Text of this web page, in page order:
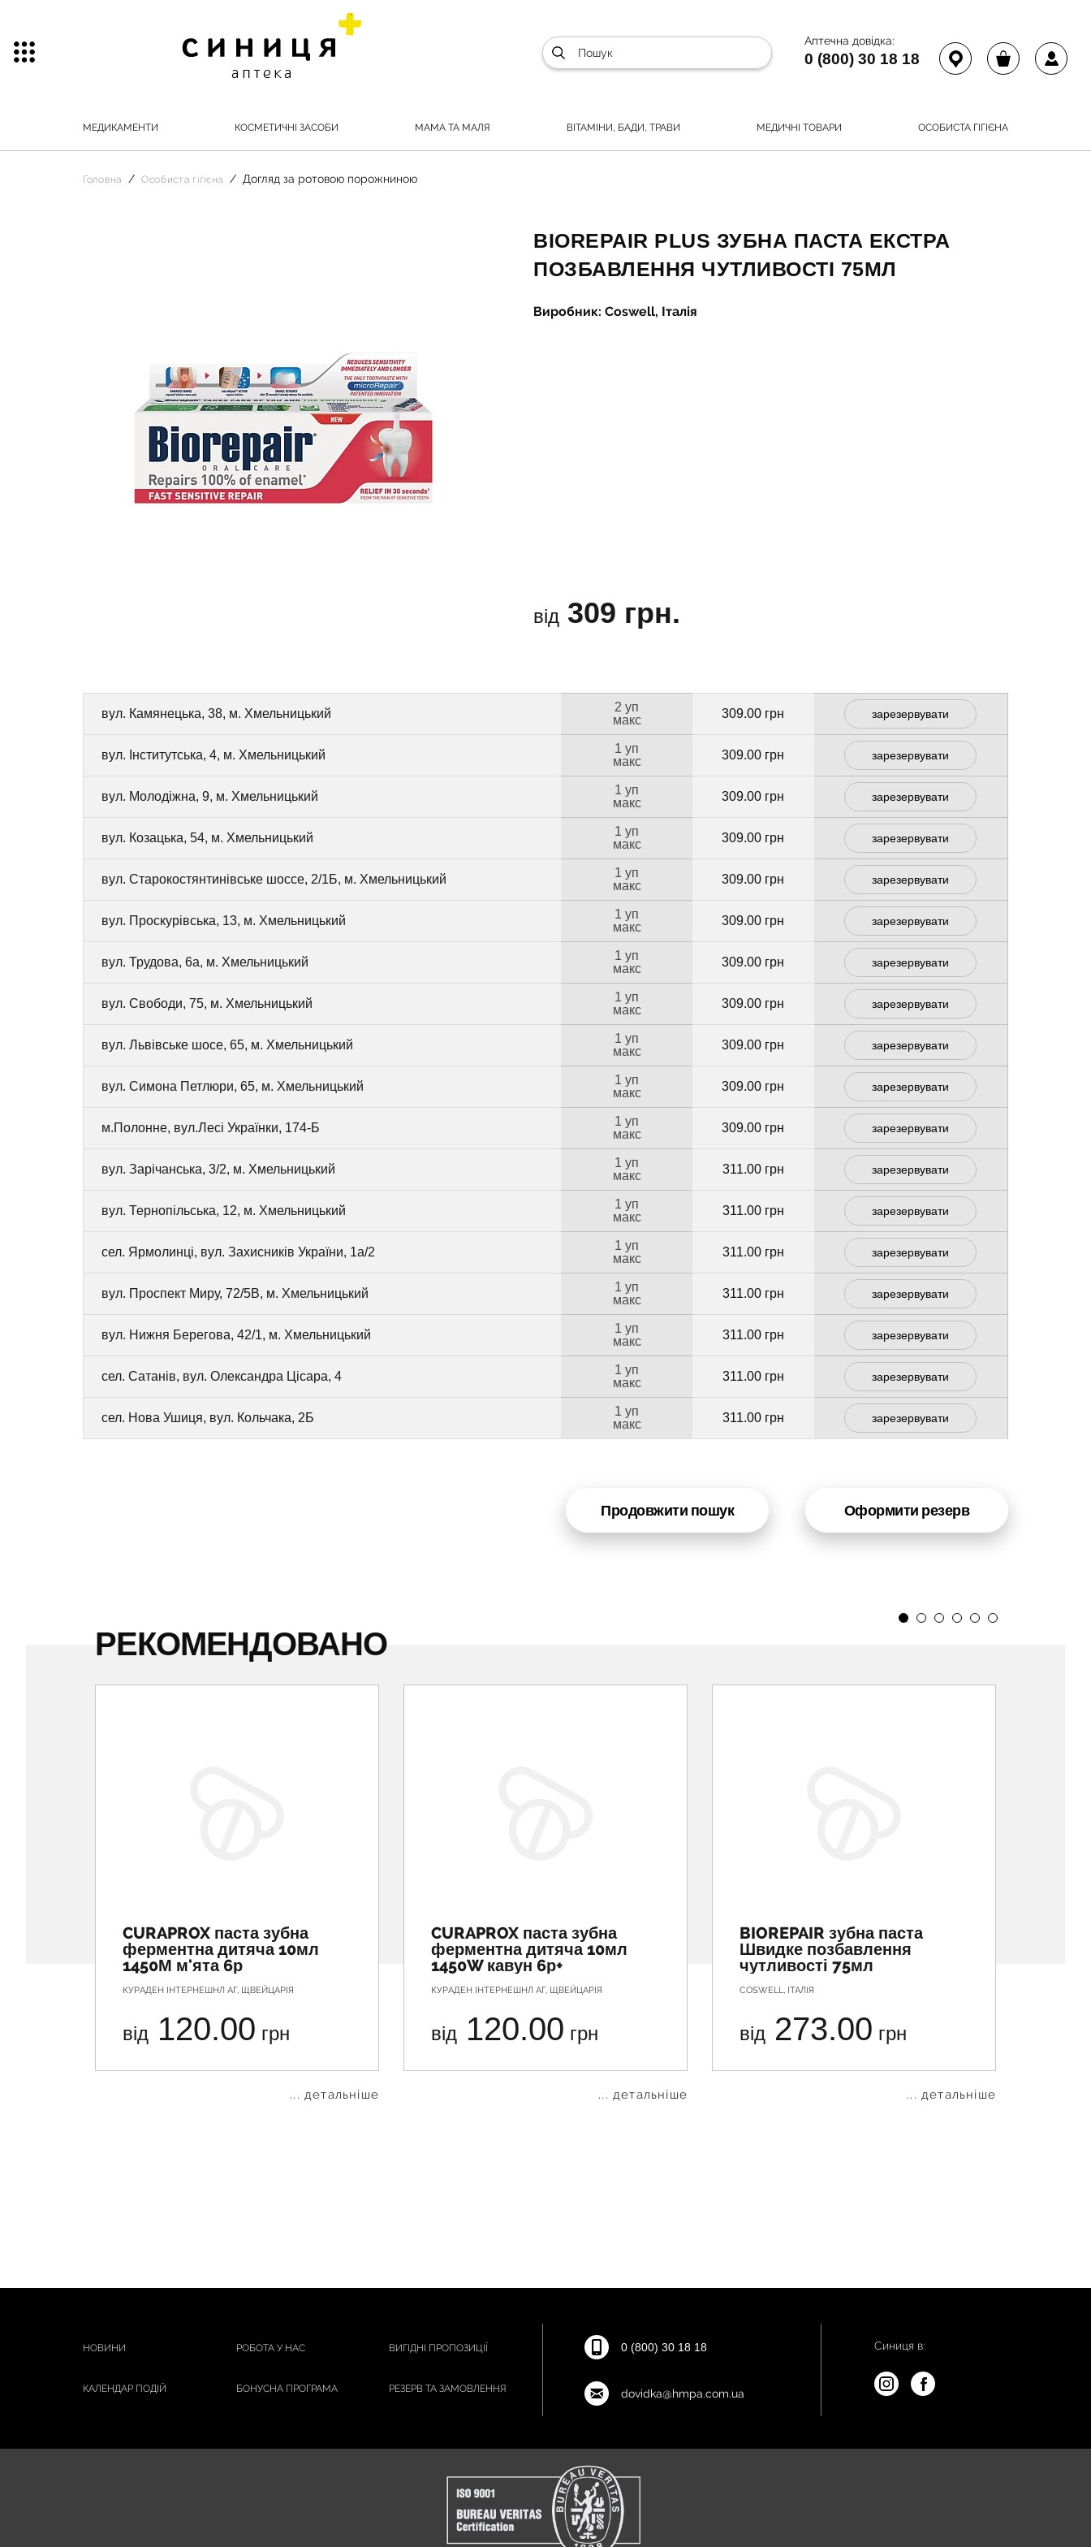
Аптечна довідка:
0 (800) 30 18 18
МЕДИКАМЕНТИ КОСМЕТИЧНІ ЗАСОБИ МАМА ТА МАЛЯ ВІТАМІНИ, БАДИ, ТРАВИ МЕДИЧНІ ТОВАРИ ОСОБИСТА ГІГІЄНА
Головна Особиста гігієна Догляд за ротовою порожниною
BIOREPAIR PLUS ЗУБНА ПАСТА ЕКСТРА
ПОЗБАВЛЕННЯ ЧУТЛИВОСТІ 75МЛ
Виробник: Coswell, Італія
від 309 грн.
вул. Камянецька, 38, м. Хмельницький
2 уп
макс
309.00 грн зарезервувати
вул. Інститутська, 4, м. Хмельницький
1 уп
макс
309.00 грн зарезервувати
вул. Молодіжна, 9, м. Хмельницький
1 уп
макс
309.00 грн зарезервувати
вул. Козацька, 54, м. Хмельницький
1 уп
макс
309.00 грн зарезервувати
вул. Старокостянтинівське шоссе, 2/1Б, м. Хмельницький
1 уп
макс
309.00 грн зарезервувати
вул. Проскурівська, 13, м. Хмельницький
1 уп
макс
309.00 грн зарезервувати
вул. Трудова, 6а, м. Хмельницький
1 уп
макс
309.00 грн зарезервувати
вул. Свободи, 75, м. Хмельницький
1 уп
макс
309.00 грн зарезервувати
вул. Львівське шосе, 65, м. Хмельницький
1 уп
макс
309.00 грн зарезервувати
вул. Симона Петлюри, 65, м. Хмельницький
1 уп
макс
309.00 грн зарезервувати
м.Полонне, вул.Лесі Українки, 174-Б
1 уп
макс
309.00 грн зарезервувати
вул. Зарічанська, 3/2, м. Хмельницький
1 уп
макс
311.00 грн зарезервувати
вул. Тернопільська, 12, м. Хмельницький
1 уп
макс
311.00 грн зарезервувати
сел. Ярмолинці, вул. Захисників України, 1а/2
1 уп
макс
311.00 грн зарезервувати
вул. Проспект Миру, 72/5В, м. Хмельницький
1 уп
макс
311.00 грн зарезервувати
вул. Нижня Берегова, 42/1, м. Хмельницький
1 уп
макс
311.00 грн зарезервувати
сел. Сатанів, вул. Олександра Цісара, 4
1 уп
макс
311.00 грн зарезервувати
сел. Нова Ушиця, вул. Кольчака, 2Б
1 уп
макс
311.00 грн зарезервувати
Продовжити пошук Оформити резерв
РЕКОМЕНДОВАНО
CURAPROX паста зубна
ферментна дитяча 10мл
1450М м'ята 6р
КУРАДЕН ІНТЕРНЕШНЛ АГ, ЩВЕЙЦАРІЯ
від 120.00 грн
... детальніше
CURAPROX паста зубна
ферментна дитяча 10мл
1450W кавун 6р+
КУРАДЕН ІНТЕРНЕШНЛ АГ, ЩВЕЙЦАРІЯ
від 120.00 грн
... детальніше
BIOREPAIR зубна паста
Швидке позбавлення
чутливості 75мл
COSWELL, ІТАЛІЯ
від 273.00 грн
... детальніше
НОВИНИ РОБОТА У НАС ВИГІДНІ ПРОПОЗИЦІЇ
КАЛЕНДАР ПОДІЙ БОНУСНА ПРОГРАМА РЕЗЕРВ ТА ЗАМОВЛЕННЯ
0 (800) 30 18 18
dovidka@hmpa.com.ua
Синиця в: